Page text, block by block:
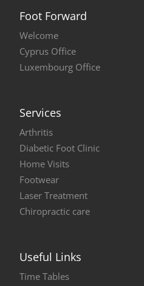
Foot Forward
Welcome
Cyprus Office
Luxembourg Office
Services
Arthritis
Diabetic Foot Clinic
Home Visits
Footwear
Laser Treatment
Chiropractic care
Useful Links
Time Tables